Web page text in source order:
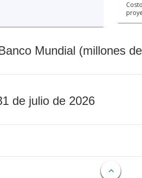
Mundial (millones
de julio de 2026